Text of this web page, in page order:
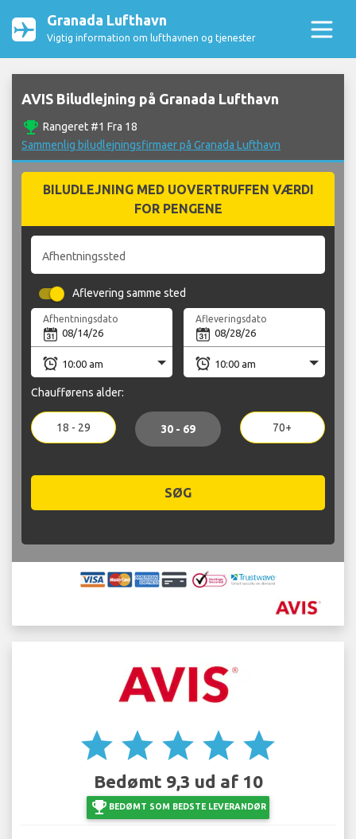
Granada Lufthavn
Vigtig information om lufthavnen og tjenester
AVIS Biludlejning på Granada Lufthavn
emoji_events Rangeret #1 Fra 18
Sammenlig biludlejningsfirmaer på Granada Lufthavn
BILUDLEJNING MED UOVERTRUFFEN VÆRDI
FOR PENGENE
Afhentningssted
Aflevering samme sted
Afhentningsdato Afleveringsdato
Chaufførens alder:
18 - 29 30 - 69 70+
SØG
star star star star star
Bedømt 9,3 ud af 10
emoji_events BEDØMT SOM BEDSTE LEVERANDØR